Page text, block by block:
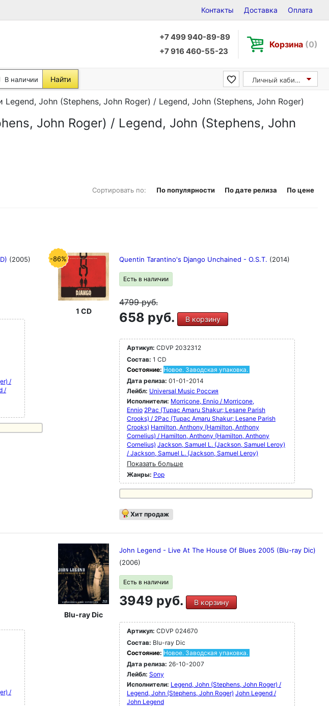
Контакты Доставка Оплата
+7 499 940-89-89
+7 916 460-55-23
Корзина (0)
В наличии Найти Личный кабинет
Legend, John (Stephens, John Roger) / Legend, John (Stephens, John Roger)
John Roger) / Legend, John (Stephens, John
Сортировать по: По популярности По дате релиза По цене
(2005)
/
/
-86%
1 CD
Quentin Tarantino's Django Unchained - O.S.T. (2014)
Есть в наличии
4799руб.
658 руб. В корзину
Артикул: CDVP 2032312
Состав: 1 CD
Состояние: Новое. Заводская упаковка.
Дата релиза: 01-01-2014
Лейбл: Universal Music Россия
Исполнители: Morricone, Ennio / Morricone,
Ennio 2Pac (Tupac Amaru Shakur; Lesane Parish
Crooks) / 2Pac (Tupac Amaru Shakur; Lesane Parish
Crooks) Hamilton, Anthony (Hamilton, Anthony
Cornelius) / Hamilton, Anthony (Hamilton, Anthony
Cornelius) Jackson, Samuel L. (Jackson, Samuel Leroy)
/ Jackson, Samuel L. (Jackson, Samuel Leroy)
Показать больше
Жанры: Pop
Хит продаж
/
Blu-ray Dic
John Legend - Live At The House Of Blues 2005 (Blu-ray Dic)
(2006)
Есть в наличии
3949 руб. В корзину
Артикул: CDVP 024670
Состав: Blu-ray Dic
Состояние: Новое. Заводская упаковка.
Дата релиза: 26-10-2007
Лейбл: Sony
Исполнители: Legend, John (Stephens, John Roger) /
Legend, John (Stephens, John Roger) John Legend /
John Legend